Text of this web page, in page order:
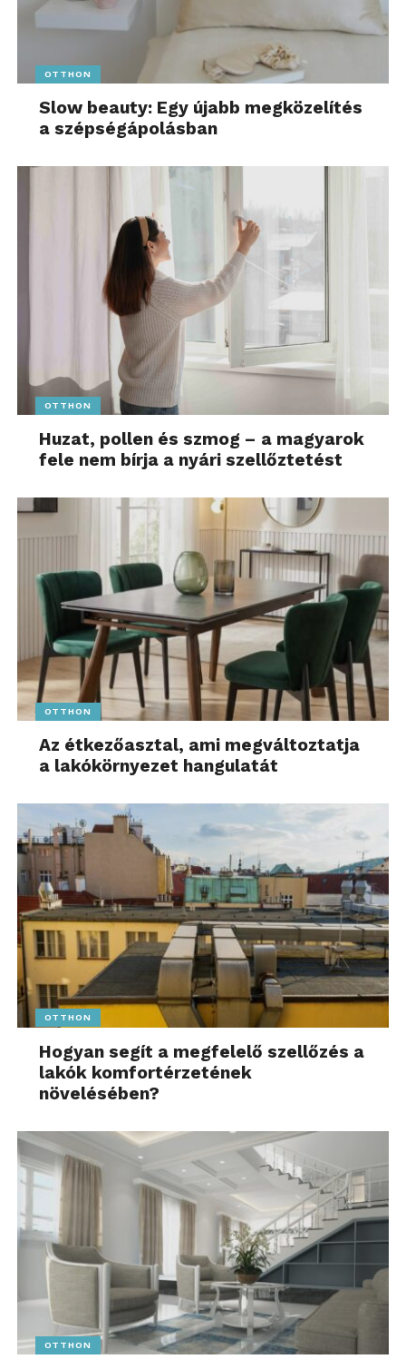
OTTHON
Slow beauty: Egy újabb megközelítés
a szépségápolásban
OTTHON
Huzat, pollen és szmog – a magyarok
fele nem bírja a nyári szellőztetést
OTTHON
Az étkezőasztal, ami megváltoztatja
a lakókörnyezet hangulatát
OTTHON
Hogyan segít a megfelelő szellőzés a
lakók komfortérzetének
növelésében?
OTTHON